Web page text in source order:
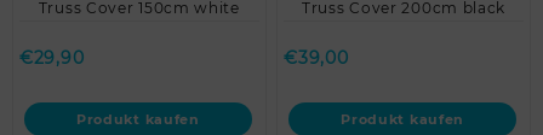
€29,90
Produkt kaufen
€39,00
Produkt kaufen